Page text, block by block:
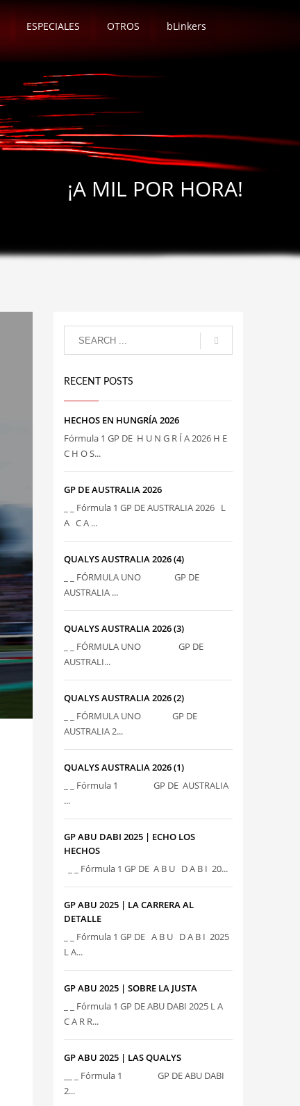
ESPECIALES OTROS bLinkers
¡A MIL POR HORA!
RECENT POSTS
HECHOS EN HUNGRÍA 2026
Fórmula 1 GP DE H U N G R Í A 2026 H E
C H O S...
GP DE AUSTRALIA 2026
_ _ Fórmula 1 GP DE AUSTRALIA 2026 L
A C A ...
QUALYS AUSTRALIA 2026 (4)
_ _ FÓRMULA UNO GP DE
AUSTRALIA ...
QUALYS AUSTRALIA 2026 (3)
_ _ FÓRMULA UNO GP DE
AUSTRALI...
QUALYS AUSTRALIA 2026 (2)
_ _ FÓRMULA UNO GP DE
AUSTRALIA 2...
QUALYS AUSTRALIA 2026 (1)
_ _ Fórmula 1 GP DE AUSTRALIA
...
GP ABU DABI 2025 | ECHO LOS
HECHOS
_ _ Fórmula 1 GP DE A B U D A B I 20...
GP ABU 2025 | LA CARRERA AL
DETALLE
_ _ Fórmula 1 GP DE A B U D A B I 2025
L A...
GP ABU 2025 | SOBRE LA JUSTA
_ _ Fórmula 1 GP DE ABU DABI 2025 L A
C A R R...
GP ABU 2025 | LAS QUALYS
__ _ Fórmula 1 GP DE ABU DABI
2...